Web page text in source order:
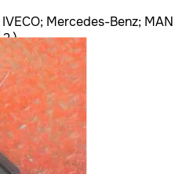
Mercedes-Benz; MAN
)